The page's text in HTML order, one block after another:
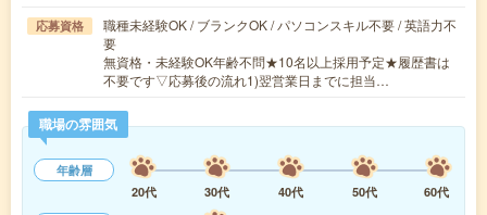
応募資格
職種未経験OK / ブランクOK / パソコンスキル不要 / 英語力不
要
無資格・未経験OK年齢不問★10名以上採用予定★履歴書は
不要です▽応募後の流れ1)翌営業日までに担当…
職場の雰囲気
年齢層
20代
30代 40代 50代
60代